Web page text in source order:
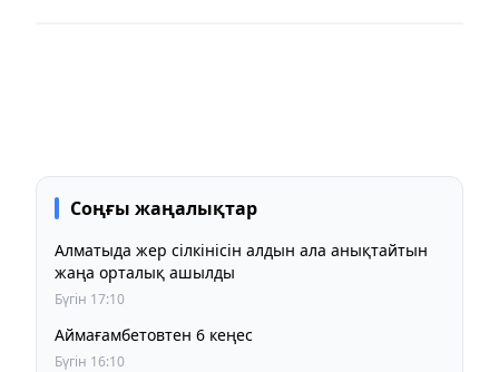
Соңғы жаңалықтар
Алматыда жер сілкінісін алдын ала анықтайтын
жаңа орталық ашылды
Бүгін 17:10
Аймағамбетовтен 6 кеңес
Бүгін 16:10